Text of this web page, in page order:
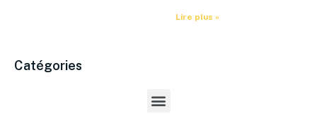
Lire plus »
Catégories